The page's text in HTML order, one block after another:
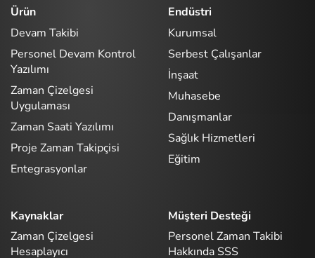
Ürün
Devam Takibi
Personel Devam Kontrol
Yazılımı
Zaman Çizelgesi
Uygulaması
Zaman Saati Yazılımı
Proje Zaman Takipçisi
Entegrasyonlar
Endüstri
Kurumsal
Serbest Çalışanlar
İnşaat
Muhasebe
Danışmanlar
Sağlık Hizmetleri
Eğitim
Kaynaklar
Zaman Çizelgesi
Hesaplayıcı
Müşteri Desteği
Personel Zaman Takibi
Hakkında SSS